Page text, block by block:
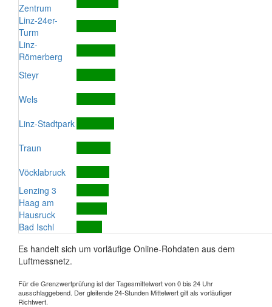
Zentrum
Linz-24er-
Turm
Linz-
Römerberg
Steyr
Wels
Linz-Stadtpark
Traun
Vöcklabruck
Lenzing 3
Haag am
Hausruck
Bad Ischl
Es handelt sich um vorläufige Online-Rohdaten aus dem
Luftmessnetz.
Für die Grenzwertprüfung ist der Tagesmittelwert von 0 bis 24 Uhr
ausschlaggebend. Der gleitende 24-Stunden Mittelwert gilt als vorläufiger
Richtwert.